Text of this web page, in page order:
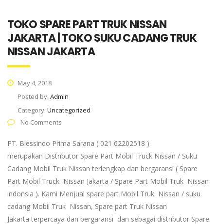
TOKO SPARE PART TRUK NISSAN
JAKARTA | TOKO SUKU CADANG TRUK
NISSAN JAKARTA
May 4, 2018
Posted by: Admin
Category: Uncategorized
No Comments
PT. Blessindo Prima Sarana ( 021 62202518 )
merupakan Distributor Spare Part Mobil Truck Nissan / Suku
Cadang Mobil Truk Nissan terlengkap dan bergaransi ( Spare
Part Mobil Truck Nissan Jakarta / Spare Part Mobil Truk Nissan
indonsia ). Kami Menjual spare part Mobil Truk Nissan / suku
cadang Mobil Truk Nissan, Spare part Truk Nissan
Jakarta terpercaya dan bergaransi dan sebagai distributor Spare